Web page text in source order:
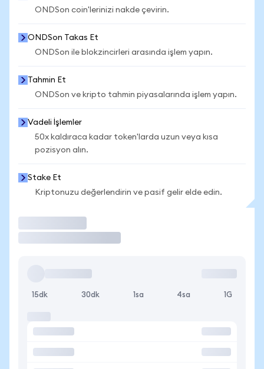
ONDSon coin'lerinizi nakde çevirin.
ONDSon Takas Et
ONDSon ile blokzincirleri arasında işlem yapın.
Tahmin Et
ONDSon ve kripto tahmin piyasalarında işlem yapın.
Vadeli İşlemler
50x kaldıraca kadar token'larda uzun veya kısa
pozisyon alın.
Stake Et
Kriptonuzu değerlendirin ve pasif gelir elde edin.
15dk 30dk 1sa 4sa 1G